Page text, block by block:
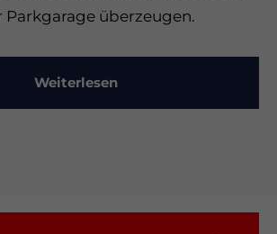
Parkgarage überzeugen.
Weiterlesen